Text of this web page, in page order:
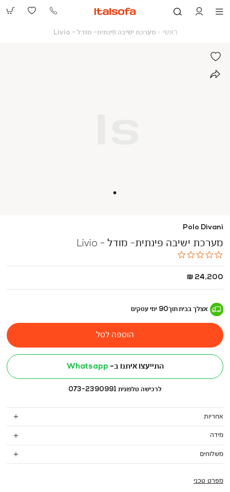
073-
ראשי ראשי
מערכת ישיבה פינתית- מודל - Livio
Polo Divani
מערכת ישיבה פינתית- מודל - Livio
החל
24,200 ₪
אצלך בביתתוך90 ימי עסקים
הוספה לסל
התייעצו איתנו ב- Whatsapp
לרכישה טלפונית 073-2390991
אחריות
מידה
משלוחים
מפרט טכני